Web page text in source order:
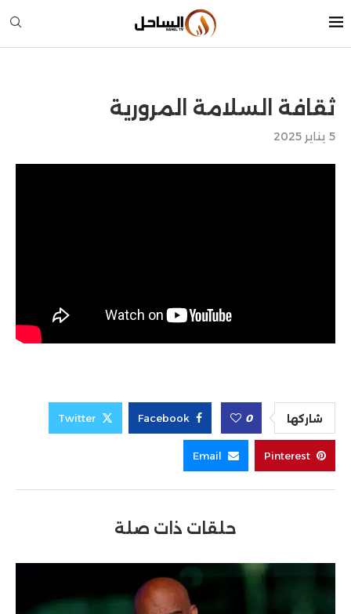
ثقافة السلامة المرورية
5 يناير 2025
شاركها 0
Facebook
Twitter
Pinterest
Email
حلقات ذات صلة